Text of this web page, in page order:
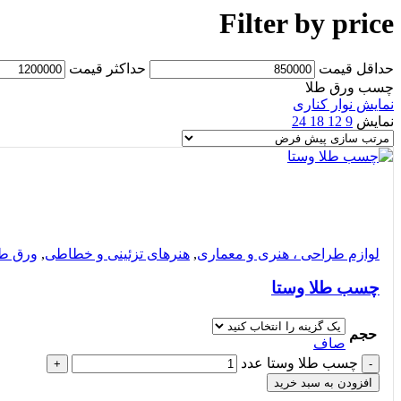
Filter by price
حداقل قیمت حداكثر قيمت
چسب ورق طلا
نمایش نوار کناری
نمایش 9
12
18
24
لوازم طراحی ، هنری و معماری, هنرهای تزئینی و خطاطی, ورق
چسب طلا وستا
حجم
صاف
- چسب طلا وستا عدد
+
افزودن به سبد خرید